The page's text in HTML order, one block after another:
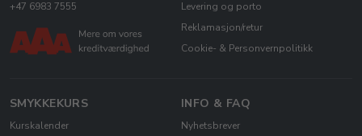
+47 6983 7555
Levering og porto
Reklamasjon/retur
Cookie- & Personvernpolitikk
SMYKKEKURS
Kurskalender
INFO & FAQ
Nyhetsbrever